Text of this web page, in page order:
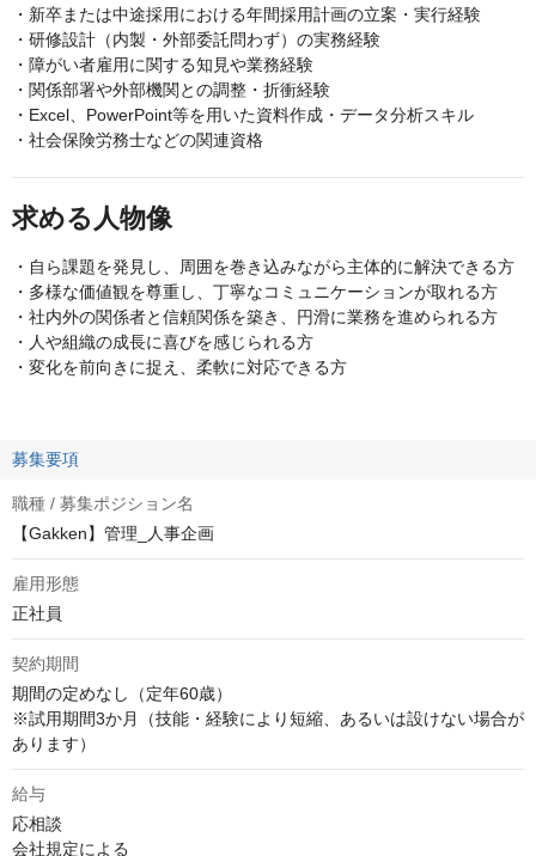
・新卒または中途採用における年間採用計画の立案・実行経験
・研修設計（内製・外部委託問わず）の実務経験
・障がい者雇用に関する知見や業務経験
・関係部署や外部機関との調整・折衝経験
・Excel、PowerPoint等を用いた資料作成・データ分析スキル
・社会保険労務士などの関連資格
求める人物像
・自ら課題を発見し、周囲を巻き込みながら主体的に解決できる方
・多様な価値観を尊重し、丁寧なコミュニケーションが取れる方
・社内外の関係者と信頼関係を築き、円滑に業務を進められる方
・人や組織の成長に喜びを感じられる方
・変化を前向きに捉え、柔軟に対応できる方
募集要項
職種 / 募集ポジション名
【Gakken】管理_人事企画
雇用形態
正社員
契約期間
期間の定めなし（定年60歳）
※試用期間3か月（技能・経験により短縮、あるいは設けない場合が
あります）
給与
応相談
会社規定による